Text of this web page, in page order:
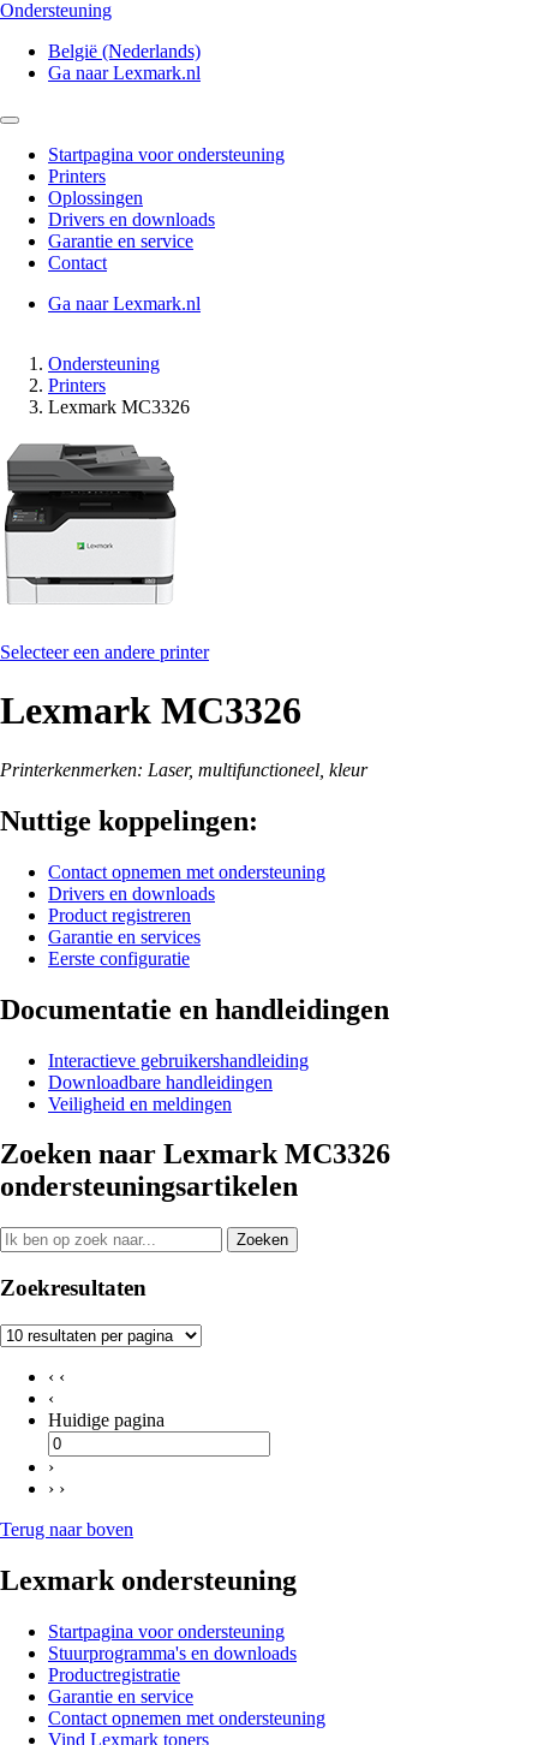
Ondersteuning
België (Nederlands)
Ga naar Lexmark.nl
Startpagina voor ondersteuning
Printers
Oplossingen
Drivers en downloads
Garantie en service
Contact
Ga naar Lexmark.nl
Ondersteuning
Printers
Lexmark MC3326
Selecteer een andere printer
Lexmark MC3326
Printerkenmerken: Laser, multifunctioneel, kleur
Nuttige koppelingen:
Contact opnemen met ondersteuning
Drivers en downloads
Product registreren
Garantie en services
Eerste configuratie
Documentatie en handleidingen
Interactieve gebruikershandleiding
Downloadbare handleidingen
Veiligheid en meldingen
Zoeken naar Lexmark MC3326
ondersteuningsartikelen
Zoeken
Zoekresultaten
‹ ‹
‹
Huidige pagina
›
› ›
Terug naar boven
Lexmark ondersteuning
Startpagina voor ondersteuning
Stuurprogramma's en downloads
Productregistratie
Garantie en service
Contact opnemen met ondersteuning
Vind Lexmark toners